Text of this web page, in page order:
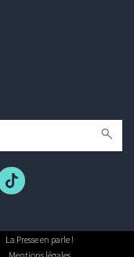
La Presse en parle !